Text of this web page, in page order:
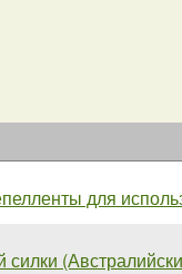
для
силки